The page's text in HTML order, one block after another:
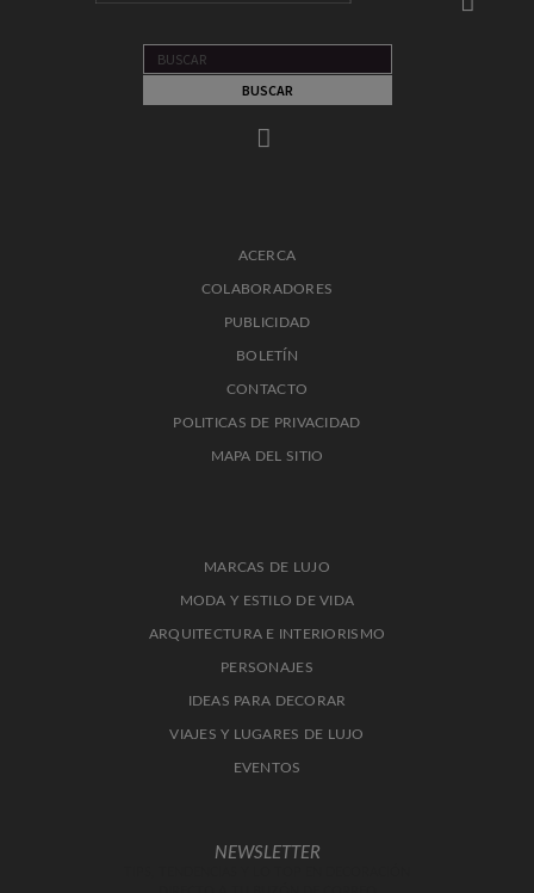
ACERCA
COLABORADORES
PUBLICIDAD
BOLETÍN
CONTACTO
POLITICAS DE PRIVACIDAD
MAPA DEL SITIO
MARCAS DE LUJO
MODA Y ESTILO DE VIDA
ARQUITECTURA E INTERIORISMO
PERSONAJES
IDEAS PARA DECORAR
VIAJES Y LUGARES DE LUJO
EVENTOS
NEWSLETTER